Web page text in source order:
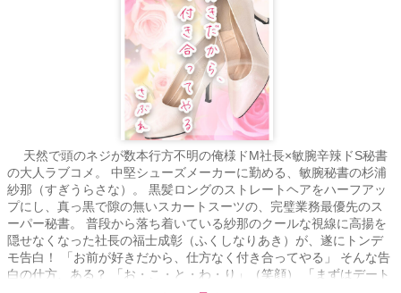
天然で頭のネジが数本行方不明の俺様ドM社長×敏腕辛辣ドS秘書
の大人ラブコメ。 中堅シューズメーカーに勤める、敏腕秘書の杉浦
紗那（すぎうらさな）。 黒髪ロングのストレートヘアをハーフアッ
プにし、真っ黒で隙の無いスカートスーツの、完璧業務最優先のス
ーパー秘書。 普段から落ち着いている紗那のクールな視線に高揚を
隠せなくなった社長の福士成彰（ふくしなりあき）が、遂にトンデ
モ告白！ 「お前が好きだから、仕方なく付き合ってやる」 そんな告
白の仕方、ある？ 「お・こ・と・わ・り」（笑顔） 「まずはデート